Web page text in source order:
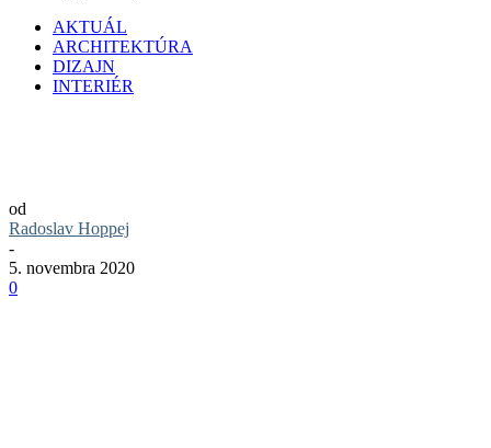
AKTUÁL
ARCHITEKTÚRA
DIZAJN
INTERIÉR
od
Radoslav Hoppej
-
5. novembra 2020
0